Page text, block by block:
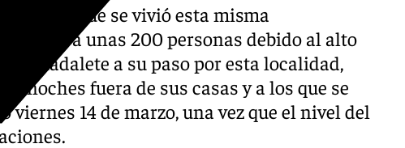
semana que se vivió esta misma
a unas 200 personas debido al alto
Guadalete a su paso por esta localidad,
noches fuera de sus casas y a los que se
viernes 14 de marzo, una vez que el nivel del